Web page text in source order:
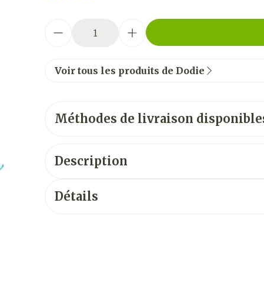
Voir tous les produits de Dodie
Méthodes de livraison
Description
Détails